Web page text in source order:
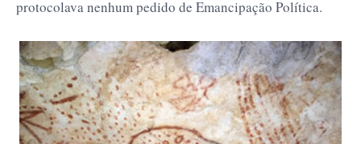
protocolava nenhum pedido de Emancipação Política.